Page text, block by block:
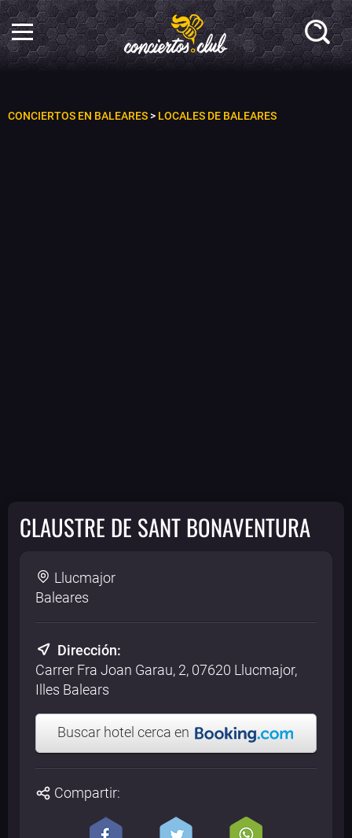
CONCIERTOS EN BALEARES> LOCALES DE BALEARES
CLAUSTRE DE SANT BONAVENTURA
Llucmajor
Baleares
Dirección:
Carrer Fra Joan Garau, 2, 07620 Llucmajor,
Illes Balears
Buscar hotel cerca en
Compartir: